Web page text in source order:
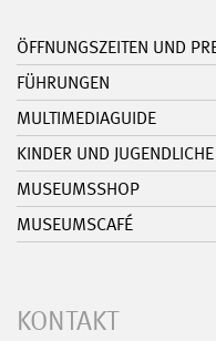
ÖFFNUNGSZEITEN UND
FÜHRUNGEN
MULTIMEDIAGUIDE
KINDER UND JUGENDLICHE
MUSEUMSSHOP
MUSEUMSCAFÉ
KONTAKT